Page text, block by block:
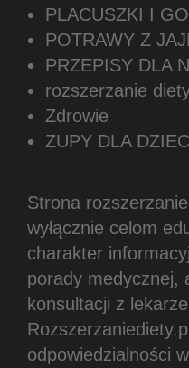
PLACUSZKI I
POTRAWY Z
PRZEPISY DLA
rozszerzanie
Zdrowie
ZUPY DLA
Strona
wyłącznie celom
charakter
porady medycznej,
konsultacji z
odpowiedzialności